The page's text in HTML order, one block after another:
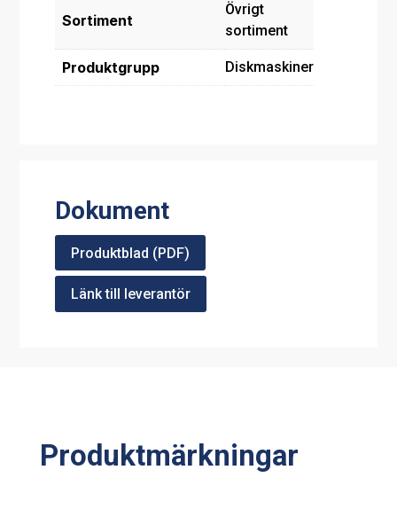
Sortiment
Övrigt
sortiment
Produktgrupp Diskmaskiner
Dokument
Produktblad (PDF)
Länk till leverantör
Produktmärkningar